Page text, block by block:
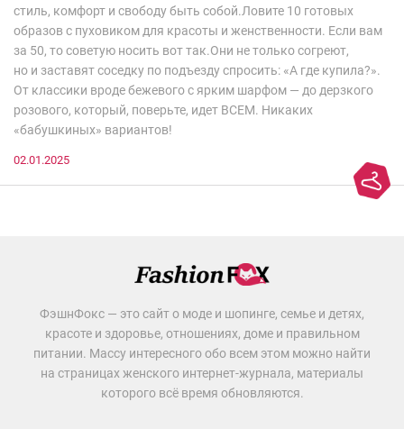
стиль, комфорт и свободу быть собой.Ловите 10 готовых
образов с пуховиком для красоты и женственности. Если вам
за 50, то советую носить вот так.Они не только согреют,
но и заставят соседку по подъезду спросить: «А где купила?».
От классики вроде бежевого с ярким шарфом — до дерзкого
розового, который, поверьте, идет ВСЕМ. Никаких
«бабушкиных» вариантов!
02.01.2025
ФэшнФокс — это сайт о моде и шопинге, семье и детях,
красоте и здоровье, отношениях, доме и правильном
питании. Массу интересного обо всем этом можно найти
на страницах женского интернет-журнала, материалы
которого всё время обновляются.